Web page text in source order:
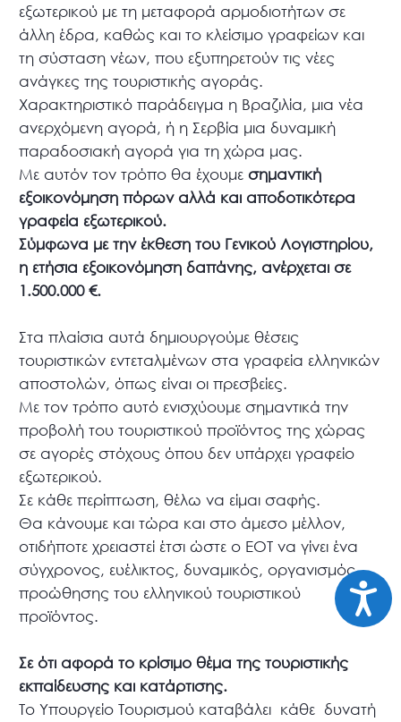
εξωτερικού με τη μεταφορά αρμοδιοτήτων σε
άλλη έδρα, καθώς και το κλείσιμο γραφείων και
τη σύσταση νέων, που εξυπηρετούν τις νέες
ανάγκες της τουριστικής αγοράς.
Χαρακτηριστικό παράδειγμα η Βραζιλία, μια νέα
ανερχόμενη αγορά, ή η Σερβία μια δυναμική
παραδοσιακή αγορά για τη χώρα μας.
Με αυτόν τον τρόπο θα έχουμε σημαντική
εξοικονόμηση πόρων αλλά και αποδοτικότερα
γραφεία εξωτερικού.
Σύμφωνα με την έκθεση του Γενικού Λογιστηρίου,
η ετήσια εξοικονόμηση δαπάνης, ανέρχεται σε
1.500.000 €.
Στα πλαίσια αυτά δημιουργούμε θέσεις
τουριστικών εντεταλμένων στα γραφεία ελληνικών
αποστολών, όπως είναι οι πρεσβείες.
Με τον τρόπο αυτό ενισχύουμε σημαντικά την
προβολή του τουριστικού προϊόντος της χώρας
σε αγορές στόχους όπου δεν υπάρχει γραφείο
εξωτερικού.
Σε κάθε περίπτωση, θέλω να είμαι σαφής.
Θα κάνουμε και τώρα και στο άμεσο μέλλον,
οτιδήποτε χρειαστεί έτσι ώστε ο ΕΟΤ να γίνει ένα
σύγχρονος, ευέλικτος, δυναμικός, οργανισμός
προώθησης του ελληνικού τουριστικού
προϊόντος.
Σε ότι αφορά το κρίσιμο θέμα της τουριστικής
εκπαίδευσης και κατάρτισης.
Το Υπουργείο Τουρισμού καταβάλει κάθε δυνατή